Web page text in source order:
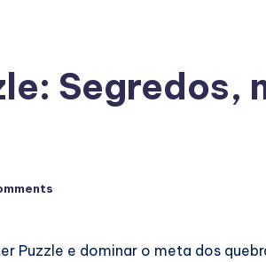
Segredos,
Puzzle e dominar o meta dos